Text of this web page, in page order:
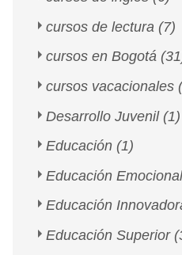
cursos de lectura (7)
cursos en Bogotá
cursos vacacionales
Desarrollo Juvenil (1)
Educación (1)
Educación
Educación
Educación Superior